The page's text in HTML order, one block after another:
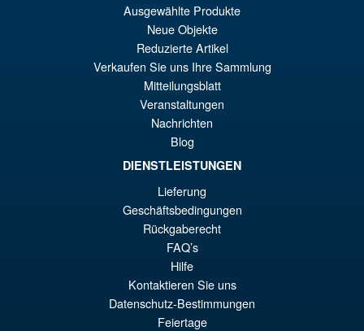
VORBESTELLUNGEN
S.H.MonsterArts Godzilla 2003
Tokyo SOS Action Figure
VORBESTELLUNGEN
Ausgewählte Produkte
Neue Objekte
Reduzierte Artikel
Verkaufen Sie uns Ihre Sammlung
Mitteilungsblatt
Veranstaltungen
Nachrichten
Blog
DIENSTLEISTUNGEN
Lieferung
Geschäftsbedingungen
Rückgaberecht
FAQ’s
Hilfe
Kontaktieren Sie uns
Datenschutz-Bestimmungen
Feiertage